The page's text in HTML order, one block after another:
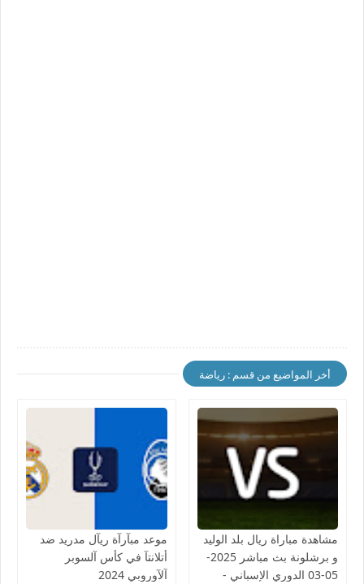
أخر المواضيع من قسم : رياضة
مشاهدة مباراة ريال بلد الوليد
و برشلونة بث مباشر 2025-
05-03 الدوري الإسباني -
موعد مبآرآة ريآل مدريد ضد
أتلانتآ في كأس آلسوبر
آلآوروبي 2024